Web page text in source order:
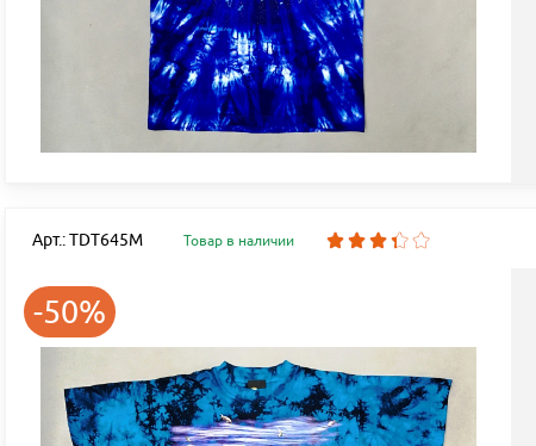
Арт.: TDT645M Товар в наличии
-50%